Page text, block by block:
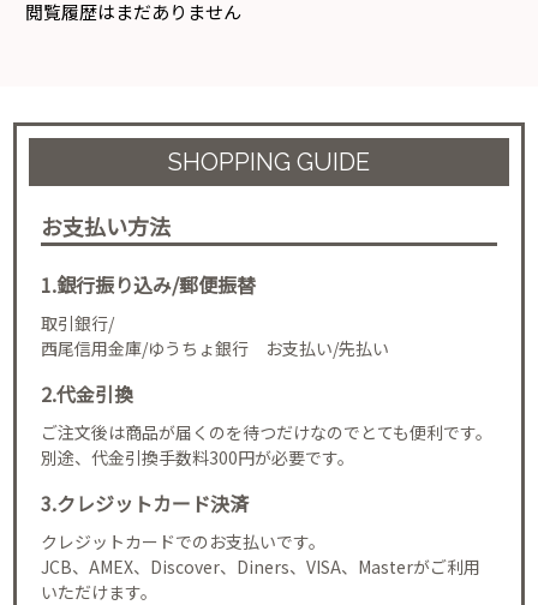
閲覧履歴はまだありません
SHOPPING GUIDE
お支払い方法
1.銀行振り込み/郵便振替
取引銀行/
西尾信用金庫/ゆうちょ銀行 お支払い/先払い
2.代金引換
ご注文後は商品が届くのを待つだけなのでとても便利です。
別途、代金引換手数料300円が必要です。
3.クレジットカード決済
クレジットカードでのお支払いです。
JCB、AMEX、Discover、Diners、VISA、Masterがご利用
いただけます。